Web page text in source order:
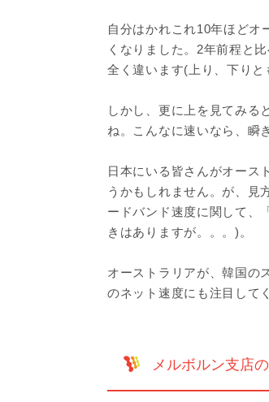
自分はかれこれ10年ほどオ
くなりました。2年前程と
全く違います(上り、下りと
しかし、更に上を見てみる
ね。こんなに速いなら、瞬
日本にいる皆さんがオース
うかもしれません。が、見
ードバンド速度に関して、
きはありますが。。。)。
オーストラリアが、韓国の
のネット速度にも注目して
メルボルン支店